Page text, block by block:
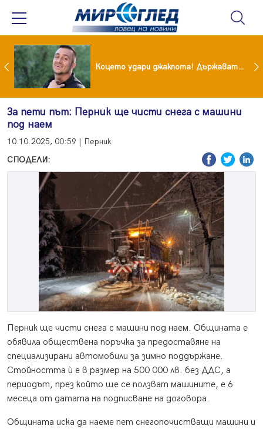
Тишина преди бурята! Защо Саня Армутлиева продължава да мълчи за раздялата с Дара? Коцето удари джакпота! Държавата му плаща 95 000 евро
За пети път: Перник ще чисти снега с машини
под наем
10.10.2025, 00:59 | Перник
СПОДЕЛИ:
Перник ще чисти снега с машини под наем. Общината е
обявила обществена поръчка за предоставяне на
специализирани автомобили за зимно поддържане.
Стойността ѝ е в размер на 500 000 лв. без ДДС, а
периодът, през който ще се ползват машините, е 6
месеца от датата на подписване на договора.
Общината иска да наеме пет снегопочистващи машини и